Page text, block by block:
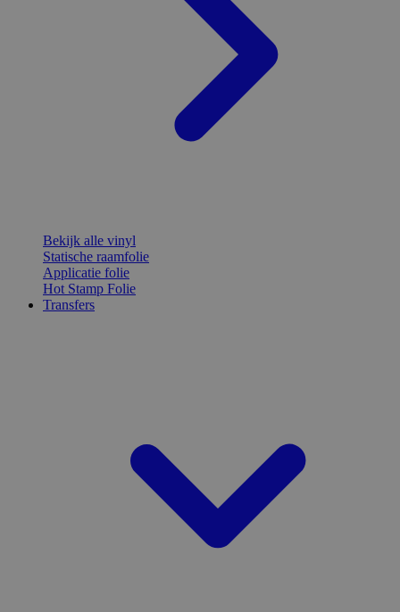
Bekijk alle vinyl
Statische raamfolie
Applicatie folie
Hot Stamp Folie
Transfers